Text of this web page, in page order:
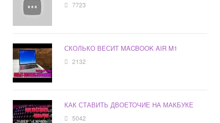
7723
СКОЛЬКО ВЕСИТ MACBOOK AIR M1
2132
КАК СТАВИТЬ ДВОЕТОЧИЕ НА МАКБУКЕ
5042